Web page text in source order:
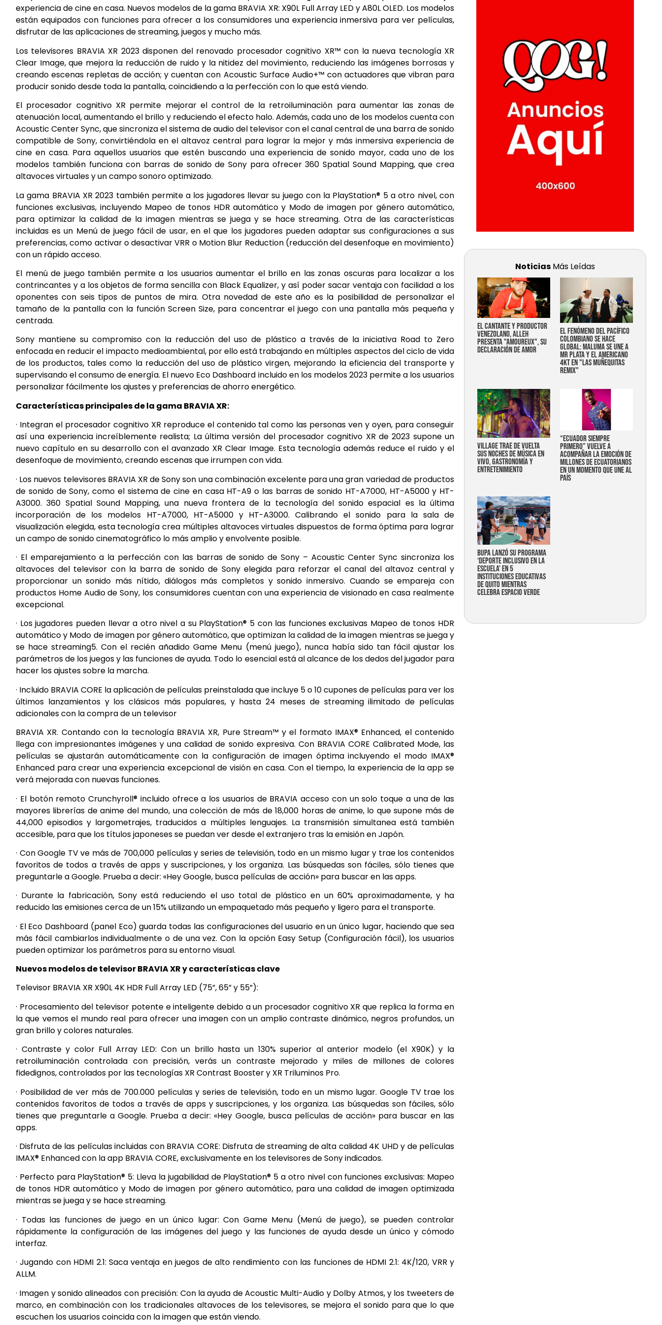
experiencia de cine en casa. Nuevos modelos de la gama BRAVIA XR: X90L Full Array LED y A80L OLED. Los modelos
están equipados con funciones para ofrecer a los consumidores una experiencia inmersiva para ver películas,
disfrutar de las aplicaciones de streaming, juegos y mucho más.
Los televisores BRAVIA XR 2023 disponen del renovado procesador cognitivo XR™ con la nueva tecnología XR
Clear Image, que mejora la reducción de ruido y la nitidez del movimiento, reduciendo las imágenes borrosas y
creando escenas repletas de acción; y cuentan con Acoustic Surface Audio+™ con actuadores que vibran para
producir sonido desde toda la pantalla, coincidiendo a la perfección con lo que está viendo.
El procesador cognitivo XR permite mejorar el control de la retroiluminación para aumentar las zonas de
atenuación local, aumentando el brillo y reduciendo el efecto halo. Además, cada uno de los modelos cuenta con
Acoustic Center Sync, que sincroniza el sistema de audio del televisor con el canal central de una barra de sonido
compatible de Sony, convirtiéndola en el altavoz central para lograr la mejor y más inmersiva experiencia de
cine en casa. Para aquellos usuarios que estén buscando una experiencia de sonido mayor, cada uno de los
modelos también funciona con barras de sonido de Sony para ofrecer 360 Spatial Sound Mapping, que crea
altavoces virtuales y un campo sonoro optimizado.
La gama BRAVIA XR 2023 también permite a los jugadores llevar su juego con la PlayStation® 5 a otro nivel, con
funciones exclusivas, incluyendo Mapeo de tonos HDR automático y Modo de imagen por género automático,
para optimizar la calidad de la imagen mientras se juega y se hace streaming. Otra de las características
incluidas es un Menú de juego fácil de usar, en el que los jugadores pueden adaptar sus configuraciones a sus
preferencias, como activar o desactivar VRR o Motion Blur Reduction (reducción del desenfoque en movimiento)
con un rápido acceso.
El menú de juego también permite a los usuarios aumentar el brillo en las zonas oscuras para localizar a los
contrincantes y a los objetos de forma sencilla con Black Equalizer, y así poder sacar ventaja con facilidad a los
oponentes con seis tipos de puntos de mira. Otra novedad de este año es la posibilidad de personalizar el
tamaño de la pantalla con la función Screen Size, para concentrar el juego con una pantalla más pequeña y
centrada.
Sony mantiene su compromiso con la reducción del uso de plástico a través de la iniciativa Road to Zero
enfocada en reducir el impacto medioambiental, por ello está trabajando en múltiples aspectos del ciclo de vida
de los productos, tales como la reducción del uso de plástico virgen, mejorando la eficiencia del transporte y
supervisando el consumo de energía. El nuevo Eco Dashboard incluido en los modelos 2023 permite a los usuarios
personalizar fácilmente los ajustes y preferencias de ahorro energético.
Características principales de la gama BRAVIA XR:
· Integran el procesador cognitivo XR reproduce el contenido tal como las personas ven y oyen, para conseguir
así una experiencia increíblemente realista; La última versión del procesador cognitivo XR de 2023 supone un
nuevo capítulo en su desarrollo con el avanzado XR Clear Image. Esta tecnología además reduce el ruido y el
desenfoque de movimiento, creando escenas que irrumpen con vida.
· Los nuevos televisores BRAVIA XR de Sony son una combinación excelente para una gran variedad de productos
de sonido de Sony, como el sistema de cine en casa HT-A9 o las barras de sonido HT-A7000, HT-A5000 y HT-
A3000. 360 Spatial Sound Mapping, una nueva frontera de la tecnología del sonido espacial es la última
incorporación de los modelos HT-A7000, HT-A5000 y HT-A3000. Calibrando el sonido para la sala de
visualización elegida, esta tecnología crea múltiples altavoces virtuales dispuestos de forma óptima para lograr
un campo de sonido cinematográfico lo más amplio y envolvente posible.
· El emparejamiento a la perfección con las barras de sonido de Sony – Acoustic Center Sync sincroniza los
altavoces del televisor con la barra de sonido de Sony elegida para reforzar el canal del altavoz central y
proporcionar un sonido más nítido, diálogos más completos y sonido inmersivo. Cuando se empareja con
productos Home Audio de Sony, los consumidores cuentan con una experiencia de visionado en casa realmente
excepcional.
· Los jugadores pueden llevar a otro nivel a su PlayStation® 5 con las funciones exclusivas Mapeo de tonos HDR
automático y Modo de imagen por género automático, que optimizan la calidad de la imagen mientras se juega y
se hace streaming5. Con el recién añadido Game Menu (menú juego), nunca había sido tan fácil ajustar los
parámetros de los juegos y las funciones de ayuda. Todo lo esencial está al alcance de los dedos del jugador para
hacer los ajustes sobre la marcha.
· Incluido BRAVIA CORE la aplicación de películas preinstalada que incluye 5 o 10 cupones de películas para ver los
últimos lanzamientos y los clásicos más populares, y hasta 24 meses de streaming ilimitado de películas
adicionales con la compra de un televisor
BRAVIA XR. Contando con la tecnología BRAVIA XR, Pure Stream™ y el formato IMAX® Enhanced, el contenido
llega con impresionantes imágenes y una calidad de sonido expresiva. Con BRAVIA CORE Calibrated Mode, las
películas se ajustarán automáticamente con la configuración de imagen óptima incluyendo el modo IMAX®
Enhanced para crear una experiencia excepcional de visión en casa. Con el tiempo, la experiencia de la app se
verá mejorada con nuevas funciones.
· El botón remoto Crunchyroll® incluido ofrece a los usuarios de BRAVIA acceso con un solo toque a una de las
mayores librerías de anime del mundo, una colección de más de 18,000 horas de anime, lo que supone más de
44,000 episodios y largometrajes, traducidos a múltiples lenguajes. La transmisión simultanea está también
accesible, para que los títulos japoneses se puedan ver desde el extranjero tras la emisión en Japón.
· Con Google TV ve más de 700,000 películas y series de televisión, todo en un mismo lugar y trae los contenidos
favoritos de todos a través de apps y suscripciones, y los organiza. Las búsquedas son fáciles, sólo tienes que
preguntarle a Google. Prueba a decir: «Hey Google, busca películas de acción» para buscar en las apps.
· Durante la fabricación, Sony está reduciendo el uso total de plástico en un 60% aproximadamente, y ha
reducido las emisiones cerca de un 15% utilizando un empaquetado más pequeño y ligero para el transporte.
· El Eco Dashboard (panel Eco) guarda todas las configuraciones del usuario en un único lugar, haciendo que sea
más fácil cambiarlos individualmente o de una vez. Con la opción Easy Setup (Configuración fácil), los usuarios
pueden optimizar los parámetros para su entorno visual.
Nuevos modelos de televisor BRAVIA XR y características clave
Televisor BRAVIA XR X90L 4K HDR Full Array LED (75”, 65” y 55”):
· Procesamiento del televisor potente e inteligente debido a un procesador cognitivo XR que replica la forma en
la que vemos el mundo real para ofrecer una imagen con un amplio contraste dinámico, negros profundos, un
gran brillo y colores naturales.
· Contraste y color Full Array LED: Con un brillo hasta un 130% superior al anterior modelo (el X90K) y la
retroiluminación controlada con precisión, verás un contraste mejorado y miles de millones de colores
fidedignos, controlados por las tecnologías XR Contrast Booster y XR Triluminos Pro.
· Posibilidad de ver más de 700.000 películas y series de televisión, todo en un mismo lugar. Google TV trae los
contenidos favoritos de todos a través de apps y suscripciones, y los organiza. Las búsquedas son fáciles, sólo
tienes que preguntarle a Google. Prueba a decir: «Hey Google, busca películas de acción» para buscar en las
apps.
· Disfruta de las películas incluidas con BRAVIA CORE: Disfruta de streaming de alta calidad 4K UHD y de películas
IMAX® Enhanced con la app BRAVIA CORE, exclusivamente en los televisores de Sony indicados.
· Perfecto para PlayStation® 5: Lleva la jugabilidad de PlayStation® 5 a otro nivel con funciones exclusivas: Mapeo
de tonos HDR automático y Modo de imagen por género automático, para una calidad de imagen optimizada
mientras se juega y se hace streaming.
· Todas las funciones de juego en un único lugar: Con Game Menu (Menú de juego), se pueden controlar
rápidamente la configuración de las imágenes del juego y las funciones de ayuda desde un único y cómodo
interfaz.
· Jugando con HDMI 2.1: Saca ventaja en juegos de alto rendimiento con las funciones de HDMI 2.1: 4K/120, VRR y
ALLM.
· Imagen y sonido alineados con precisión: Con la ayuda de Acoustic Multi-Audio y Dolby Atmos, y los tweeters de
marco, en combinación con los tradicionales altavoces de los televisores, se mejora el sonido para que lo que
escuchen los usuarios coincida con la imagen que están viendo.
Noticias Más Leídas
EL CANTANTE Y PRODUCTOR
VENEZOLANO, ALLEH
PRESENTA "AMOUREUX", SU
DECLARACIÓN DE AMOR
EL FENÓMENO DEL PACÍFICO
COLOMBIANO SE HACE
GLOBAL: MALUMA SE UNE A
MR PLATA Y EL AMERICANO
4KT EN "LAS MUÑEQUITAS
REMIX"
Village trae de vuelta
sus noches de música en
vivo, gastronomía y
entretenimiento
“Ecuador siempre
primero” vuelve a
acompañar la emoción de
millones de ecuatorianos
en un momento que une al
país
Bupa lanzó su programa
‘Deporte Inclusivo en la
Escuela’ en 5
instituciones educativas
de Quito mientras
celebra espacio verde